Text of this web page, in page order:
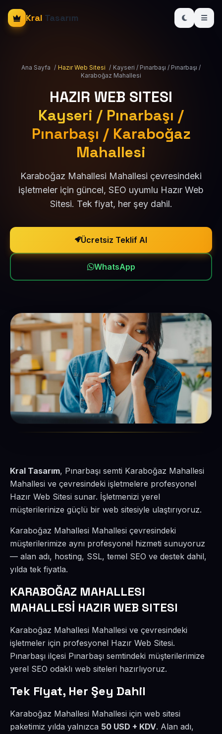
Kral Tasarım
Ana Sayfa / Hazır Web Sitesi / Kayseri / Pınarbaşı / Pınarbaşı /
Karaboğaz Mahallesi
HAZIR WEB SITESI
Kayseri / Pınarbaşı /
Pınarbaşı / Karaboğaz
Mahallesi
Karaboğaz Mahallesi Mahallesi çevresindeki
işletmeler için güncel, SEO uyumlu Hazır Web
Sitesi. Tek fiyat, her şey dahil.
Ücretsiz Teklif Al
WhatsApp
Kral Tasarım, Pınarbaşı semti Karaboğaz Mahallesi
Mahallesi ve çevresindeki işletmelere profesyonel
Hazır Web Sitesi sunar. İşletmenizi yerel
müşterilerinize güçlü bir web sitesiyle ulaştırıyoruz.
Karaboğaz Mahallesi Mahallesi çevresindeki
müşterilerimize aynı profesyonel hizmeti sunuyoruz
— alan adı, hosting, SSL, temel SEO ve destek dahil,
yılda tek fiyatla.
KARABOĞAZ MAHALLESI
MAHALLESİ HAZIR WEB SITESI
Karaboğaz Mahallesi Mahallesi ve çevresindeki
işletmeler için profesyonel Hazır Web Sitesi.
Pınarbaşı ilçesi Pınarbaşı semtindeki müşterilerimize
yerel SEO odaklı web siteleri hazırlıyoruz.
Tek Fiyat, Her Şey Dahil
Karaboğaz Mahallesi Mahallesi için web sitesi
paketimiz yılda yalnızca 50 USD + KDV. Alan adı,